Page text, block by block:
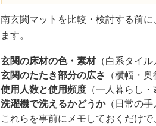
南玄関マットを比較・検討する前
ます。
玄関の床材の色・素材（白系タイル
玄関のたたき部分の広さ （横幅・
使用人数と使用頻度 （一人暮らし
洗濯機で洗えるかどうか（日常の手
これらを事前にメモしておくだけ